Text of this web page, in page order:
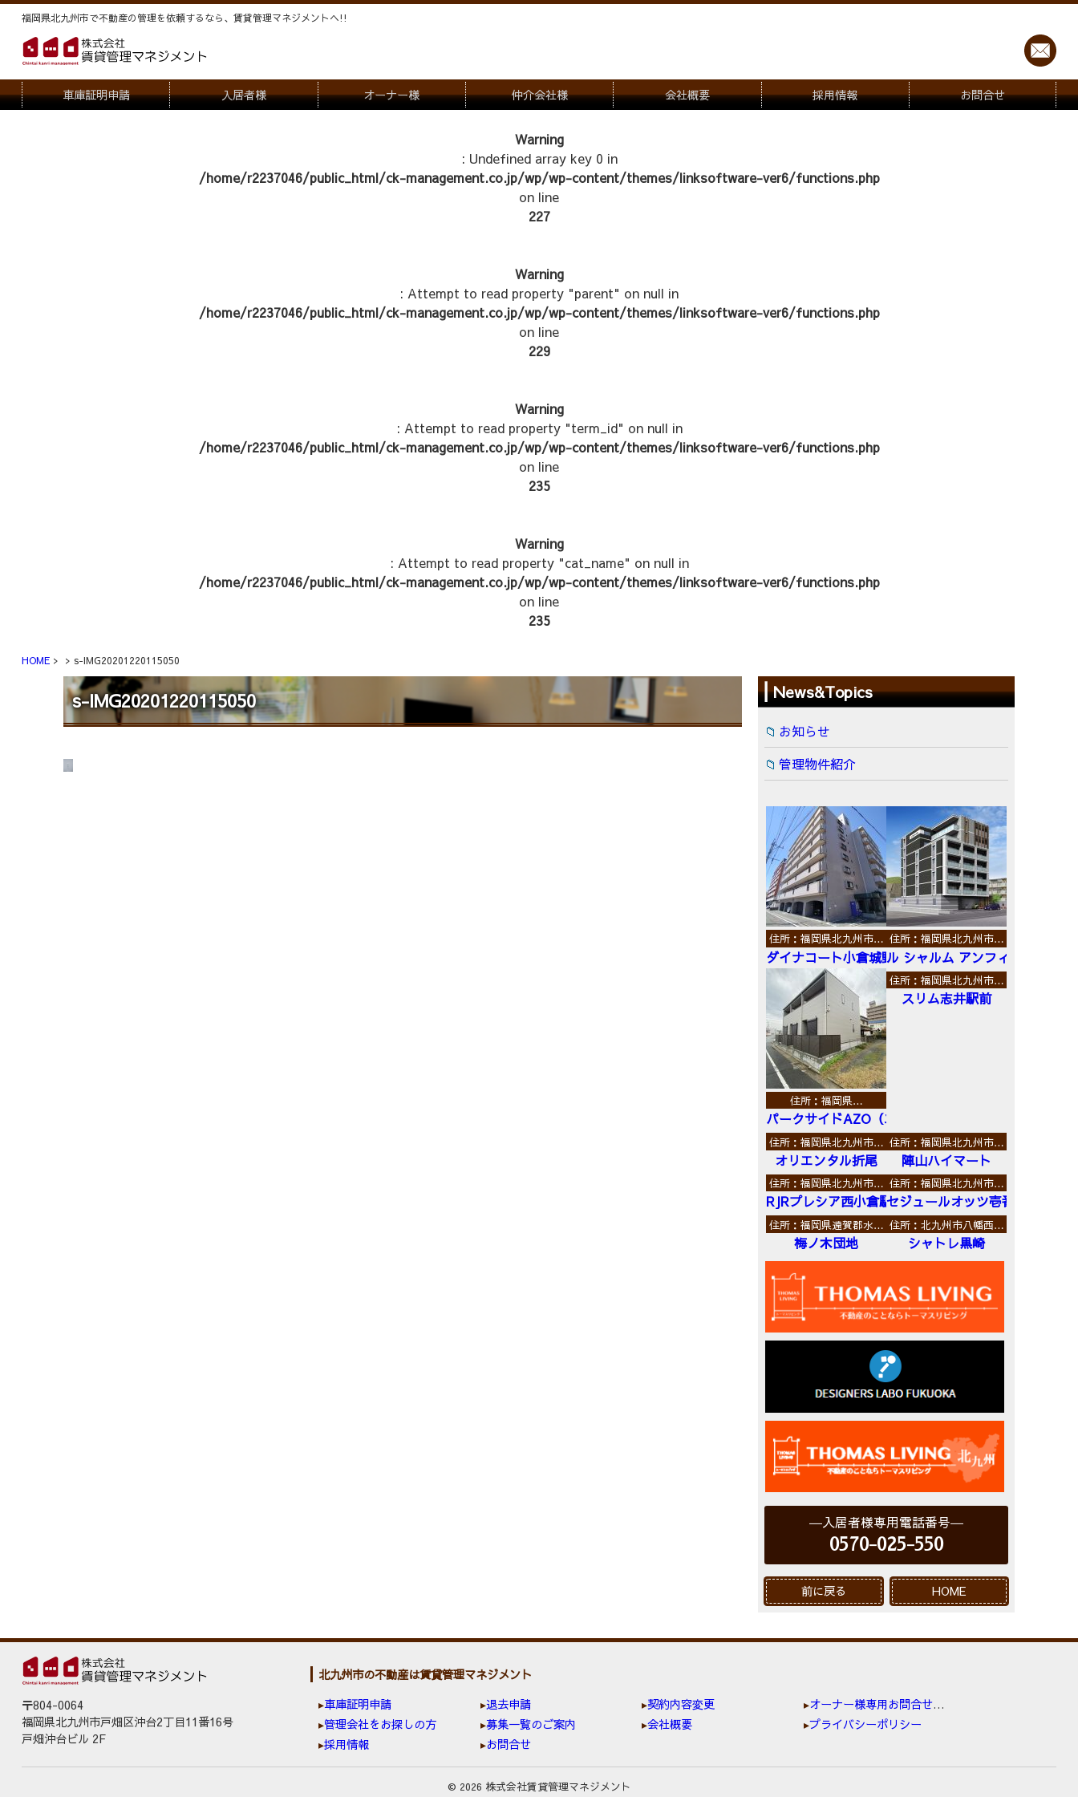
福岡県北九州市で不動産の管理を依頼するなら、賃貸管理マネジメントヘ!!
車庫証明申請 入居者様 オーナー様 仲介会社様
物件写真
管理物件紹介
会社概要 採用情報 お問合せ
Warning
: Undefined array key 0 in
/home/r2237046/public_html/ck-management.co.jp/wp/wp-content/themes/linksoftware-ver6/functions.php
on line
227
Warning
: Attempt to read property "parent" on null in
/home/r2237046/public_html/ck-management.co.jp/wp/wp-content/themes/linksoftware-ver6/functions.php
on line
229
Warning
: Attempt to read property "term_id" on null in
/home/r2237046/public_html/ck-management.co.jp/wp/wp-content/themes/linksoftware-ver6/functions.php
on line
235
Warning
: Attempt to read property "cat_name" on null in
/home/r2237046/public_html/ck-management.co.jp/wp/wp-content/themes/linksoftware-ver6/functions.php
on line
235
HOME s-IMG20201220115050
s-IMG20201220115050 News&Topics
お知らせ
管理物件紹介
住所：福岡県北九州市…
ダイナコート小倉城野
住所：福岡県北九州市…
ル シャルム アンフィニ
住所：福岡県…
パークサイドAZO（エーゼットオー）
住所：福岡県北九州市…
スリム志井駅前
住所：福岡県北九州市…
オリエンタル折尾
住所：福岡県北九州市…
陣山ハイマート
住所：福岡県北九州市…
RJRプレシア西小倉駅前
住所：福岡県北九州市…
セジュールオッツ壱番館
住所：福岡県遠賀郡水…
梅ノ木団地
住所：北九州市八幡西…
シャトレ黒崎
入居者様専用電話番号
0570-025-550
前に戻る HOME
〒804-0064
福岡県北九州市戸畑区沖台2丁目11番16号
戸畑沖台ビル 2F
北九州市の不動産は賃貸管理マネジメント
車庫証明申請
退去申請 契約内容変更
オーナー様専用お問合せ窓口
管理会社をお探しの方
募集一覧のご案内 会社概要
プライバシーポリシー
採用情報
お問合せ
© 2026 株式会社賃貸管理マネジメント